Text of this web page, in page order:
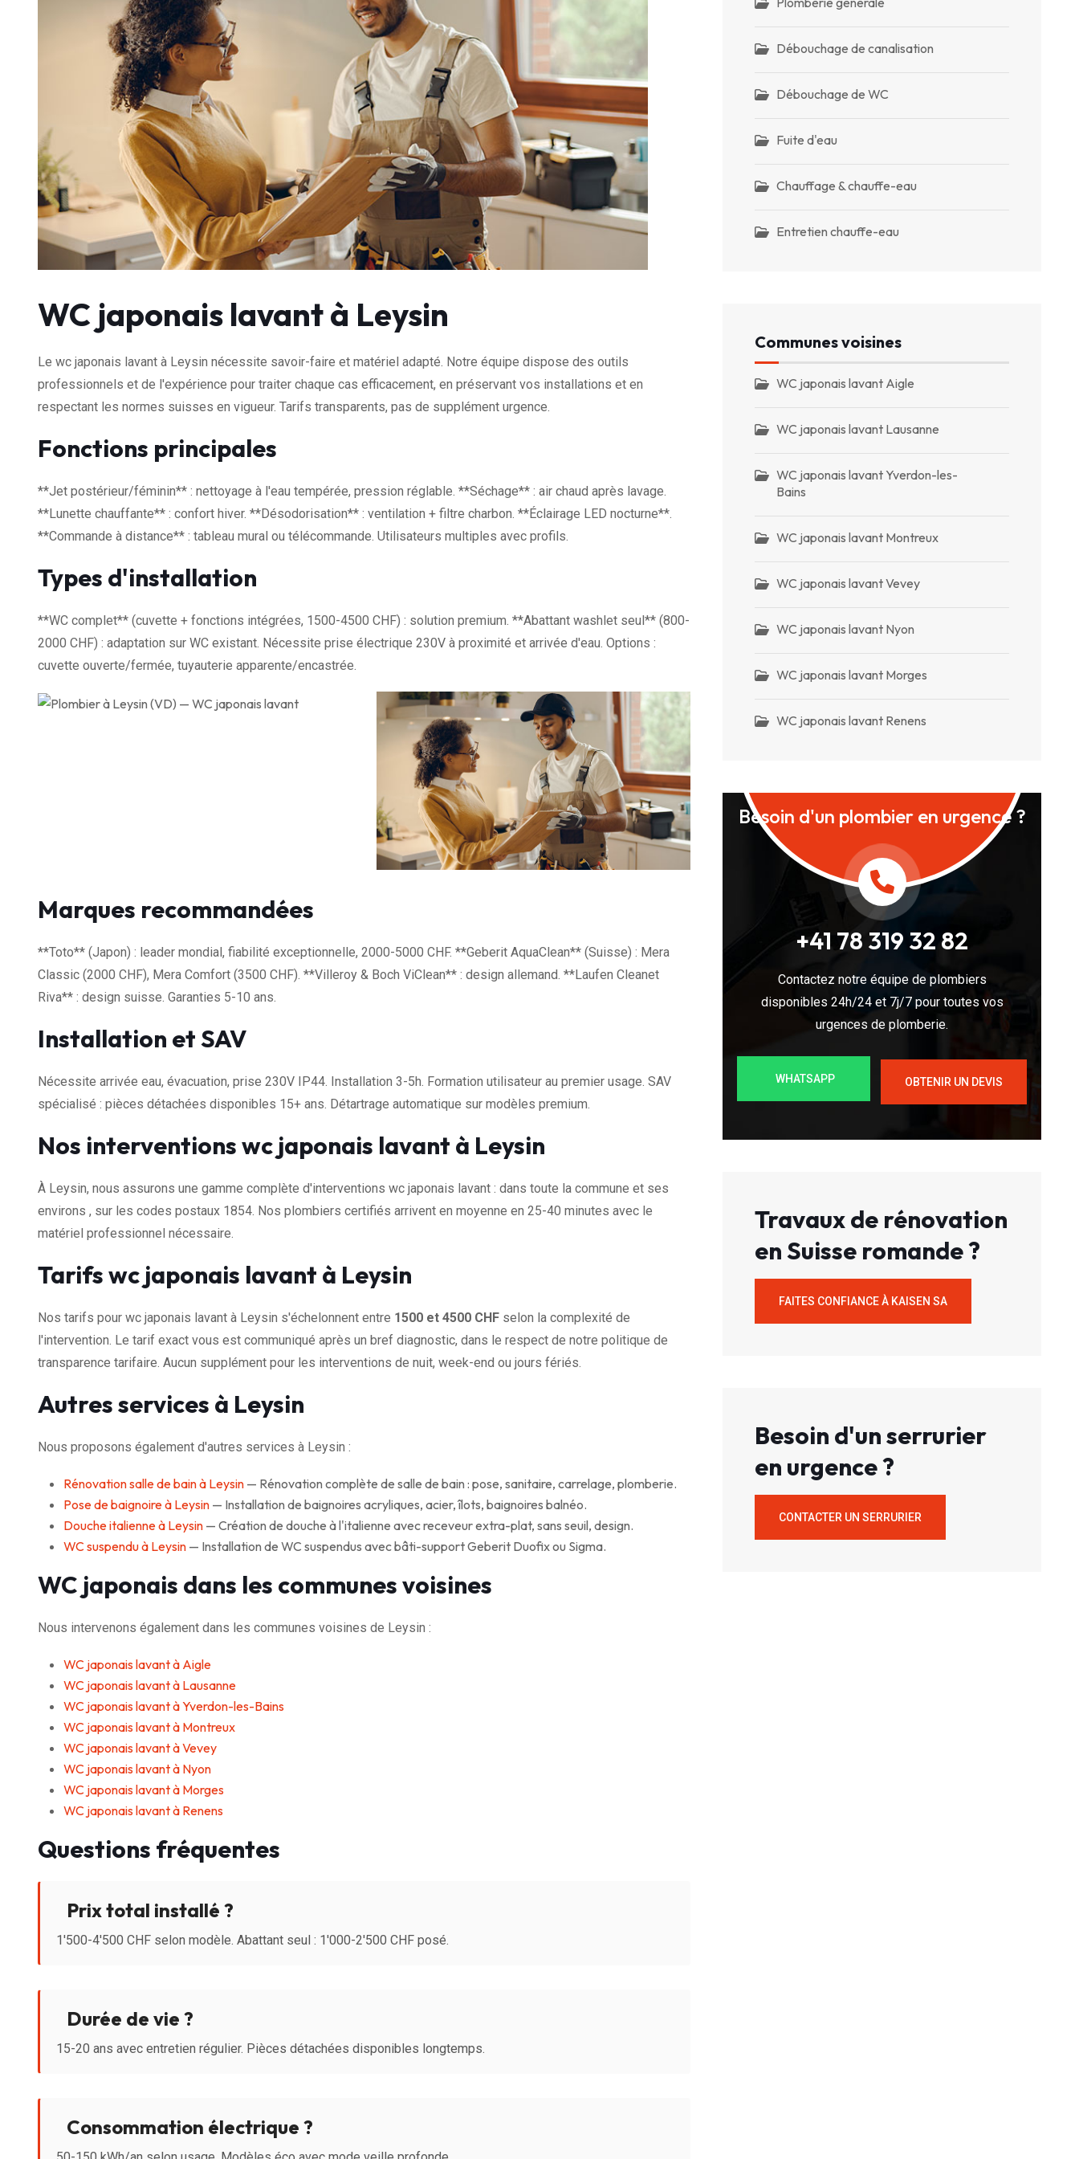
WC japonais lavant à Leysin
Le wc japonais lavant à Leysin nécessite savoir-faire et matériel adapté. Notre équipe dispose des outils
professionnels et de l'expérience pour traiter chaque cas efficacement, en préservant vos installations et en
respectant les normes suisses en vigueur. Tarifs transparents, pas de supplément urgence.
Fonctions principales
**Jet postérieur/féminin** : nettoyage à l'eau tempérée, pression réglable. **Séchage** : air chaud après lavage.
**Lunette chauffante** : confort hiver. **Désodorisation** : ventilation + filtre charbon. **Éclairage LED nocturne**.
**Commande à distance** : tableau mural ou télécommande. Utilisateurs multiples avec profils.
Types d'installation
**WC complet** (cuvette + fonctions intégrées, 1500-4500 CHF) : solution premium. **Abattant washlet seul** (800-
2000 CHF) : adaptation sur WC existant. Nécessite prise électrique 230V à proximité et arrivée d'eau. Options :
cuvette ouverte/fermée, tuyauterie apparente/encastrée.
Marques recommandées
**Toto** (Japon) : leader mondial, fiabilité exceptionnelle, 2000-5000 CHF. **Geberit AquaClean** (Suisse) : Mera
Classic (2000 CHF), Mera Comfort (3500 CHF). **Villeroy & Boch ViClean** : design allemand. **Laufen Cleanet
Riva** : design suisse. Garanties 5-10 ans.
Installation et SAV
Nécessite arrivée eau, évacuation, prise 230V IP44. Installation 3-5h. Formation utilisateur au premier usage. SAV
spécialisé : pièces détachées disponibles 15+ ans. Détartrage automatique sur modèles premium.
Nos interventions wc japonais lavant à Leysin
À Leysin, nous assurons une gamme complète d'interventions wc japonais lavant : dans toute la commune et ses
environs , sur les codes postaux 1854. Nos plombiers certifiés arrivent en moyenne en 25-40 minutes avec le
matériel professionnel nécessaire.
Tarifs wc japonais lavant à Leysin
Nos tarifs pour wc japonais lavant à Leysin s'échelonnent entre 1500 et 4500 CHF selon la complexité de
l'intervention. Le tarif exact vous est communiqué après un bref diagnostic, dans le respect de notre politique de
transparence tarifaire. Aucun supplément pour les interventions de nuit, week-end ou jours fériés.
Autres services à Leysin
Nous proposons également d'autres services à Leysin :
Rénovation salle de bain à Leysin — Rénovation complète de salle de bain : pose, sanitaire, carrelage, plomberie.
Pose de baignoire à Leysin — Installation de baignoires acryliques, acier, îlots, baignoires balnéo.
Douche italienne à Leysin — Création de douche à l'italienne avec receveur extra-plat, sans seuil, design.
WC suspendu à Leysin — Installation de WC suspendus avec bâti-support Geberit Duofix ou Sigma.
WC japonais dans les communes voisines
Nous intervenons également dans les communes voisines de Leysin :
WC japonais lavant à Aigle
WC japonais lavant à Lausanne
WC japonais lavant à Yverdon-les-Bains
WC japonais lavant à Montreux
WC japonais lavant à Vevey
WC japonais lavant à Nyon
WC japonais lavant à Morges
WC japonais lavant à Renens
Questions fréquentes
Prix total installé ?
1'500-4'500 CHF selon modèle. Abattant seul : 1'000-2'500 CHF posé.
Durée de vie ?
15-20 ans avec entretien régulier. Pièces détachées disponibles longtemps.
Consommation électrique ?
Débouchage de canalisation
Débouchage de WC
Fuite d'eau
Chauffage & chauffe-eau
Entretien chauffe-eau
Communes voisines
WC japonais lavant Aigle
WC japonais lavant Lausanne
WC japonais lavant Yverdon-les-
Bains
WC japonais lavant Montreux
WC japonais lavant Vevey
WC japonais lavant Nyon
WC japonais lavant Morges
WC japonais lavant Renens
Besoin d'un plombier en urgence ?
+41 78 319 32 82
Contactez notre équipe de plombiers
disponibles 24h/24 et 7j/7 pour toutes vos
urgences de plomberie.
WHATSAPP OBTENIR UN DEVIS
Travaux de rénovation
en Suisse romande ?
FAITES CONFIANCE À KAISEN SA
Besoin d'un serrurier
en urgence ?
CONTACTER UN SERRURIER